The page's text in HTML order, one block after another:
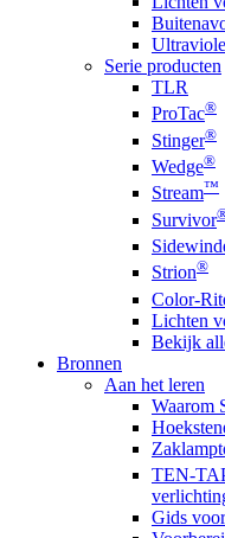
Serie producten
TLR
ProTac®
Stinger®
Wedge®
Stream™
Survivor
Strion®
Color-
Lichten
Bekijk
Bronnen
Aan het leren
Waarom
TEN-
Gids